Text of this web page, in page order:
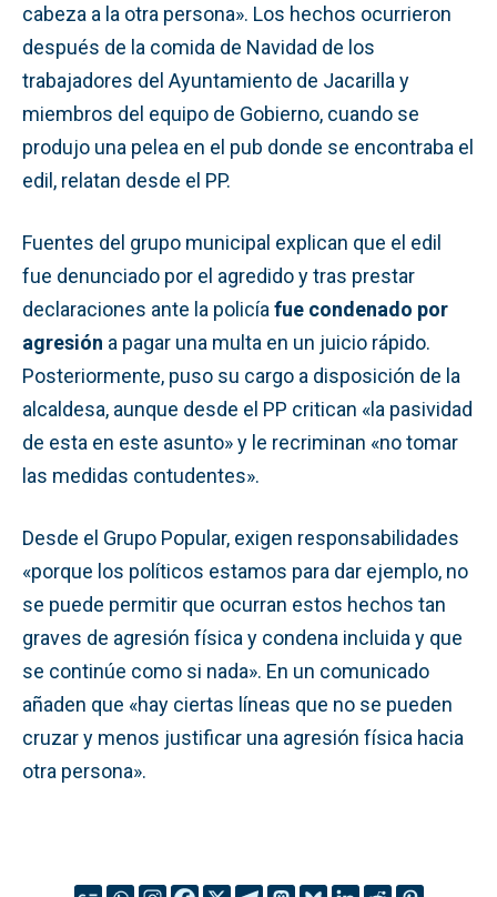
cabeza a la otra persona». Los hechos ocurrieron
después de la comida de Navidad de los
trabajadores del Ayuntamiento de Jacarilla y
miembros del equipo de Gobierno, cuando se
produjo una pelea en el pub donde se encontraba el
edil, relatan desde el PP.
Fuentes del grupo municipal explican que el edil
fue denunciado por el agredido y tras prestar
declaraciones ante la policía fue condenado por
agresión a pagar una multa en un juicio rápido.
Posteriormente, puso su cargo a disposición de la
alcaldesa, aunque desde el PP critican «la pasividad
de esta en este asunto» y le recriminan «no tomar
las medidas contudentes».
Desde el Grupo Popular, exigen responsabilidades
«porque los políticos estamos para dar ejemplo, no
se puede permitir que ocurran estos hechos tan
graves de agresión física y condena incluida y que
se continúe como si nada». En un comunicado
añaden que «hay ciertas líneas que no se pueden
cruzar y menos justificar una agresión física hacia
otra persona».